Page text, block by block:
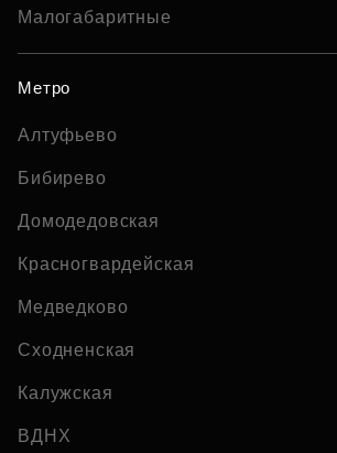
Малогабаритные
Метро
Алтуфьево
Бибирево
Домодедовская
Красногвардейская
Медведково
Сходненская
Калужская
ВДНХ